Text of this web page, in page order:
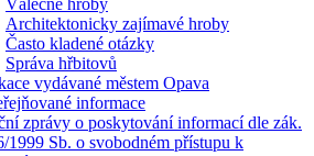
Válečné hroby
Architektonicky zajímavé hroby
Často kladené otázky
Správa hřbitovů
vydávané městem Opava
informace
zprávy o poskytování informací dle zák.
1999 Sb. o svobodném přístupu k